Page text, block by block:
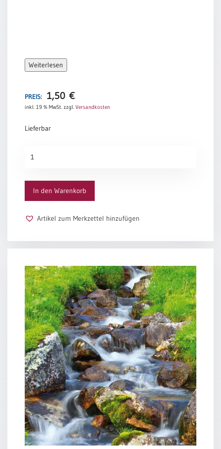
Weiterlesen
PREIS: 1,50 €
inkl. 19 % MwSt. zzgl. Versandkosten
Lieferbar
Passepartout
Menge
In den Warenkorb
Artikel zum Merkzettel hinzufügen